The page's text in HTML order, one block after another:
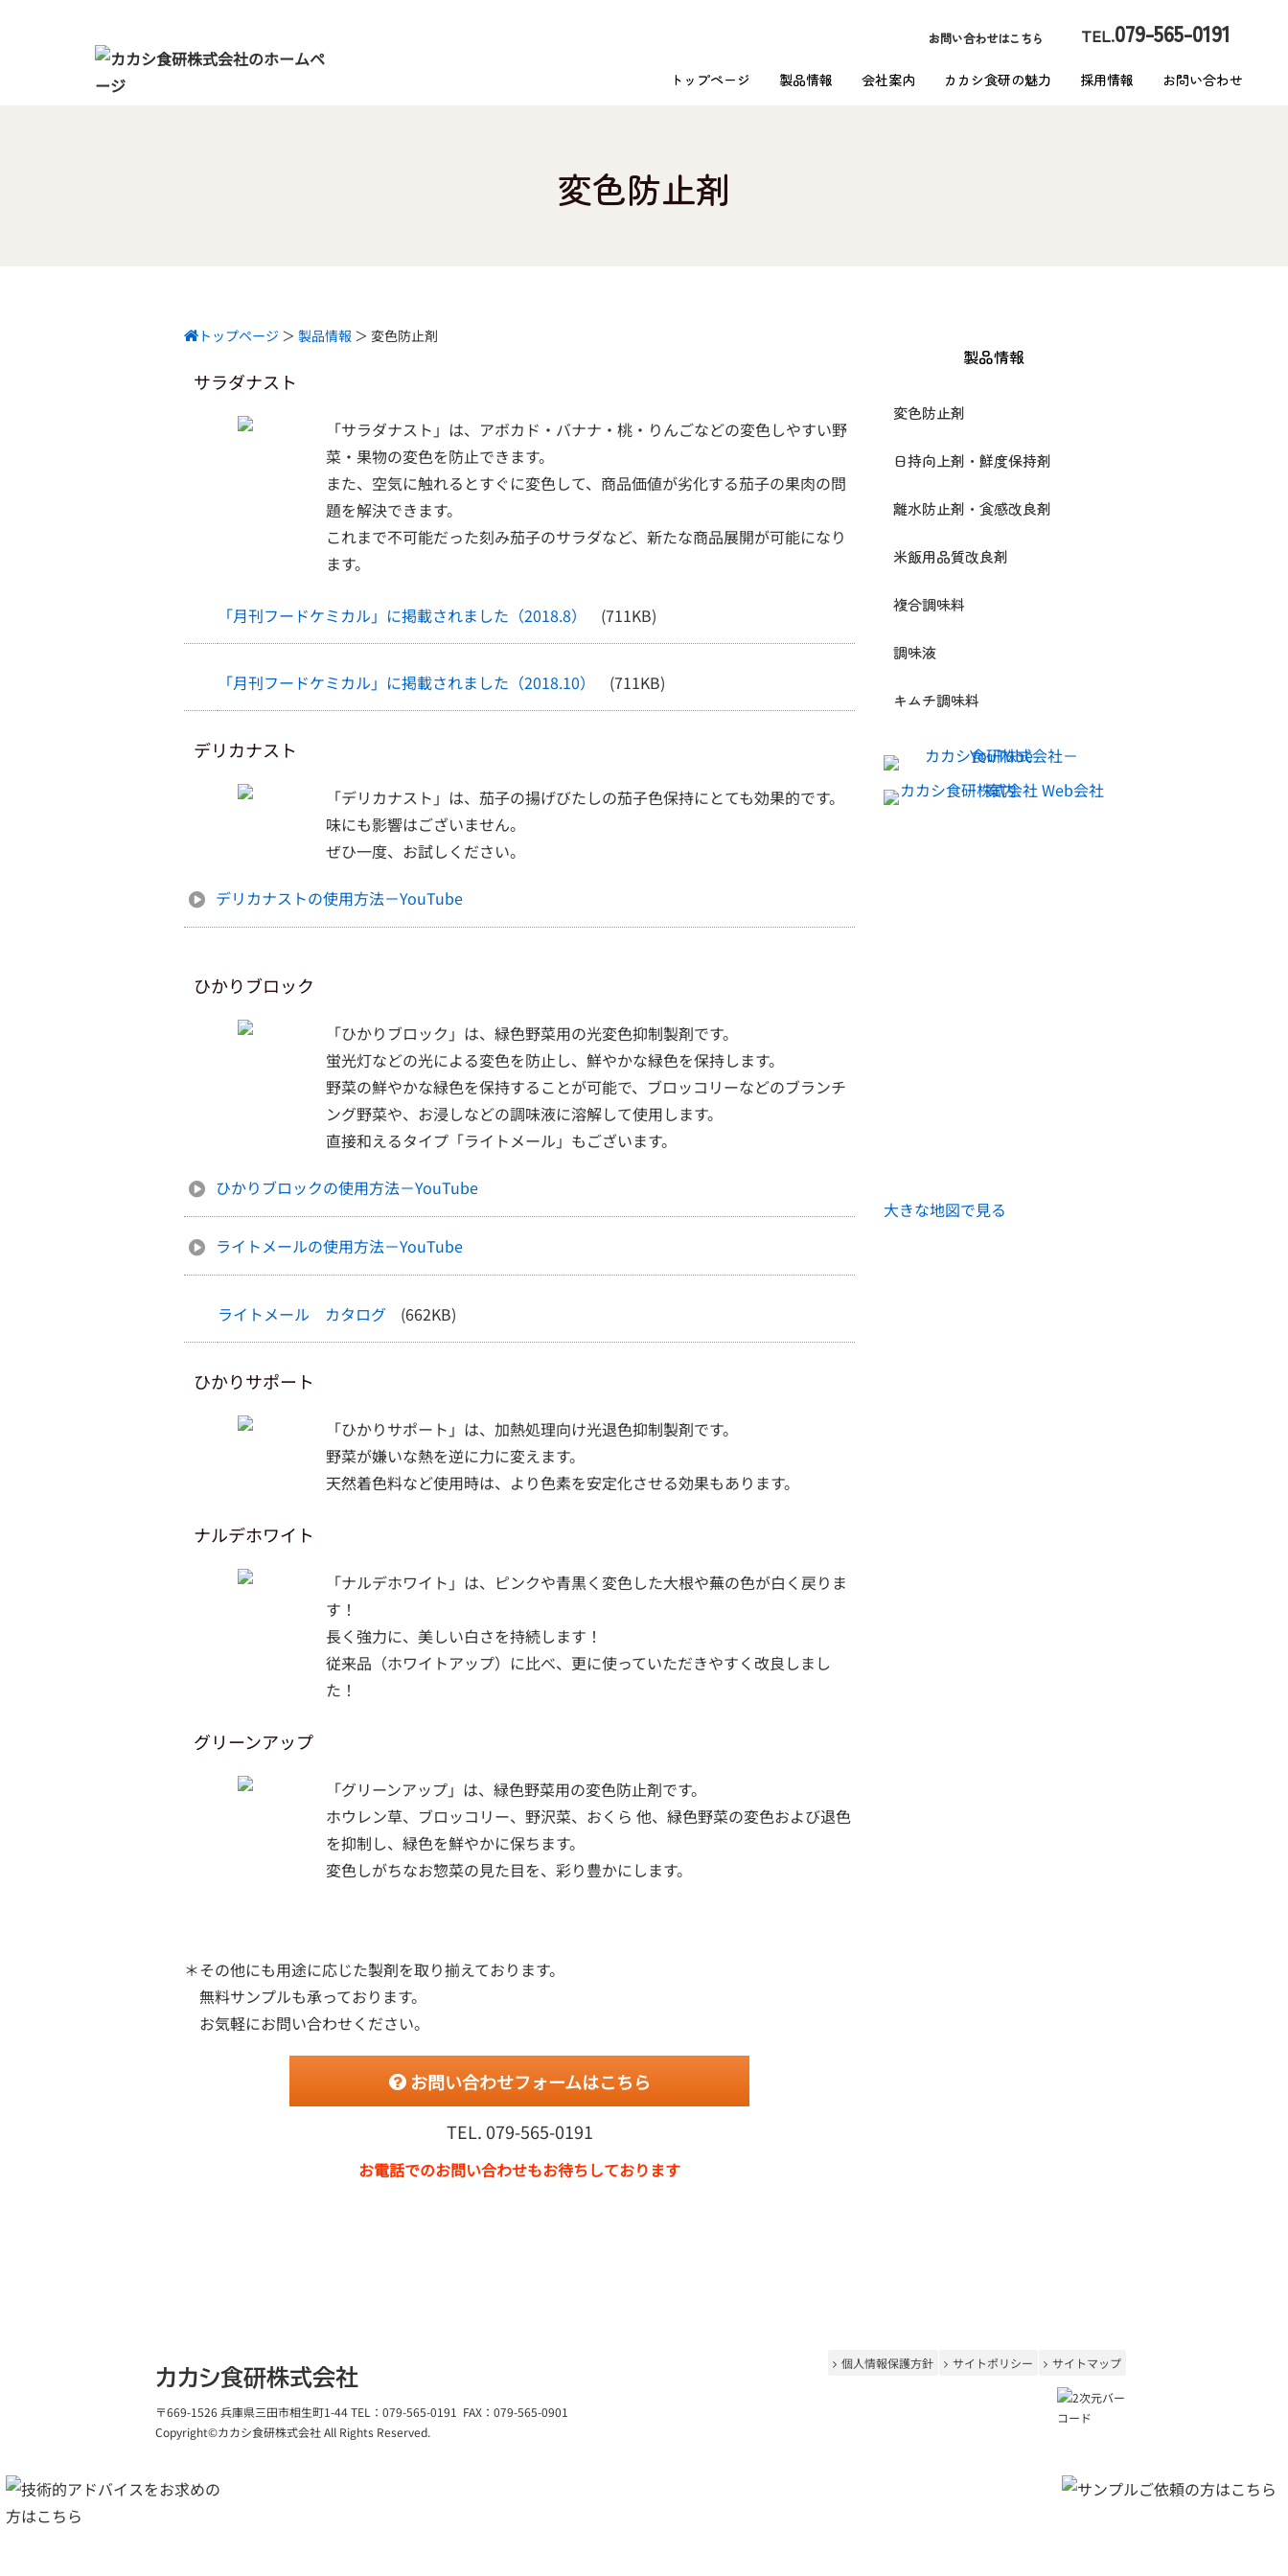
お問い合わせはこちら TEL.079-565-0191
トップページ 製品情報 会社案内 カカシ食研の魅力 採用情報 お問い合わせ
変色防止剤
トップページ ＞ 製品情報 ＞ 変色防止剤
サラダナスト
「サラダナスト」は、アボカド・バナナ・桃・りんごなどの変色しやすい野
菜・果物の変色を防止できます。
また、空気に触れるとすぐに変色して、商品価値が劣化する茄子の果肉の問
題を解決できます。
これまで不可能だった刻み茄子のサラダなど、新たな商品展開が可能になり
ます。
「月刊フードケミカル」に掲載されました（2018.8） (711KB)
「月刊フードケミカル」に掲載されました（2018.10） (711KB)
デリカナスト
「デリカナスト」は、茄子の揚げびたしの茄子色保持にとても効果的です。
味にも影響はございません。
ぜひ一度、お試しください。
デリカナストの使用方法－YouTube
ひかりブロック
「ひかりブロック」は、緑色野菜用の光変色抑制製剤です。
蛍光灯などの光による変色を防止し、鮮やかな緑色を保持します。
野菜の鮮やかな緑色を保持することが可能で、ブロッコリーなどのブランチ
ング野菜や、お浸しなどの調味液に溶解して使用します。
直接和えるタイプ「ライトメール」もございます。
ひかりブロックの使用方法－YouTube
ライトメールの使用方法－YouTube
ライトメール カタログ (662KB)
ひかりサポート
「ひかりサポート」は、加熱処理向け光退色抑制製剤です。
野菜が嫌いな熱を逆に力に変えます。
天然着色料など使用時は、より色素を安定化させる効果もあります。
ナルデホワイト
「ナルデホワイト」は、ピンクや青黒く変色した大根や蕪の色が白く戻りま
す！
長く強力に、美しい白さを持続します！
従来品（ホワイトアップ）に比べ、更に使っていただきやすく改良しまし
た！
グリーンアップ
「グリーンアップ」は、緑色野菜用の変色防止剤です。
ホウレン草、ブロッコリー、野沢菜、おくら 他、緑色野菜の変色および退色
を抑制し、緑色を鮮やかに保ちます。
変色しがちなお惣菜の見た目を、彩り豊かにします。
＊その他にも用途に応じた製剤を取り揃えております。
無料サンプルも承っております。
お気軽にお問い合わせください。
お問い合わせフォームはこちら
TEL. 079-565-0191
お電話でのお問い合わせもお待ちしております
製品情報
変色防止剤
日持向上剤・鮮度保持剤
離水防止剤・食感改良剤
米飯用品質改良剤
複合調味料
調味液
キムチ調味料
大きな地図で見る
カカシ食研株式会社
〒669-1526 兵庫県三田市相生町1-44 TEL：079-565-0191 FAX：079-565-0901
Copyright©カカシ食研株式会社All Rights Reserved.
個人情報保護方針 サイトポリシー サイトマップ